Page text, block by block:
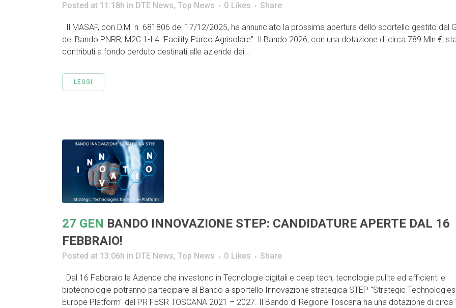
Posted at 11:18h in DTE News, Top News 0 Likes Share
Il MASAF, con D.M. n. 681806 del 17/12/2025, ha annunciato la prossima apertura dello sportello gestito dal
del Bando PNRR, M2C 1-I 4 "Facility Parco Agrisolare". Il Bando 2026, con una dotazione di circa 789 Mln €,
contributi a fondo perduto destinati alle aziende dei...
LEGGI
27 GEN BANDO INNOVAZIONE STEP: CANDIDATURE APERTE DAL 16
FEBBRAIO!
Posted at 13:06h in DTE News, Top News 0 Likes Share
Dal 16 Febbraio le Aziende che investono in Tecnologie digitali e deep tech, tecnologie pulite ed efficienti e
biotecnologie potranno partecipare al Bando a sportello Innovazione strategica STEP "Strategic
Europe Platform" del PR FESR TOSCANA 2021 – 2027. Il Bando di Regione Toscana ha una dotazione di circa